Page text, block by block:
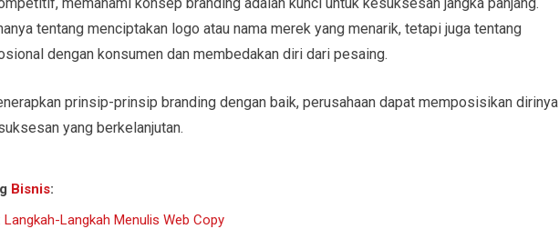
tentang menciptakan logo atau nama merek yang menarik, tetapi juga tentang
dengan konsumen dan membedakan diri dari pesaing.
prinsip-prinsip branding dengan baik, perusahaan dapat memposisikan dirinya
yang berkelanjutan.
Bisnis:
Langkah Menulis Web Copy